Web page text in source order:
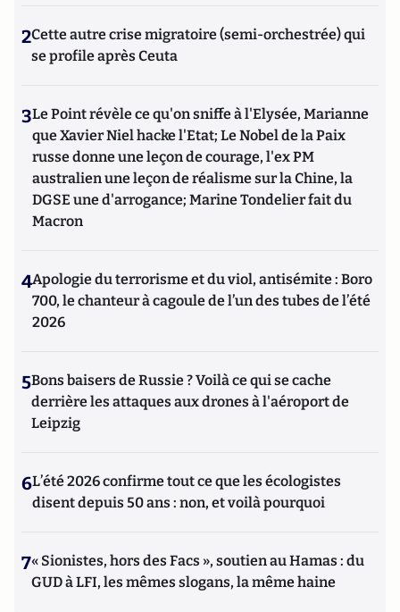
2Cette autre crise migratoire (semi-orchestrée) qui
se profile après Ceuta
3Le Point révèle ce qu'on sniffe à l'Elysée, Marianne
que Xavier Niel hacke l'Etat; Le Nobel de la Paix
russe donne une leçon de courage, l'ex PM
australien une leçon de réalisme sur la Chine, la
DGSE une d'arrogance; Marine Tondelier fait du
Macron
4Apologie du terrorisme et du viol, antisémite : Boro
700, le chanteur à cagoule de l’un des tubes de l’été
2026
5Bons baisers de Russie ? Voilà ce qui se cache
derrière les attaques aux drones à l'aéroport de
Leipzig
6L’été 2026 confirme tout ce que les écologistes
disent depuis 50 ans : non, et voilà pourquoi
7« Sionistes, hors des Facs », soutien au Hamas : du
GUD à LFI, les mêmes slogans, la même haine